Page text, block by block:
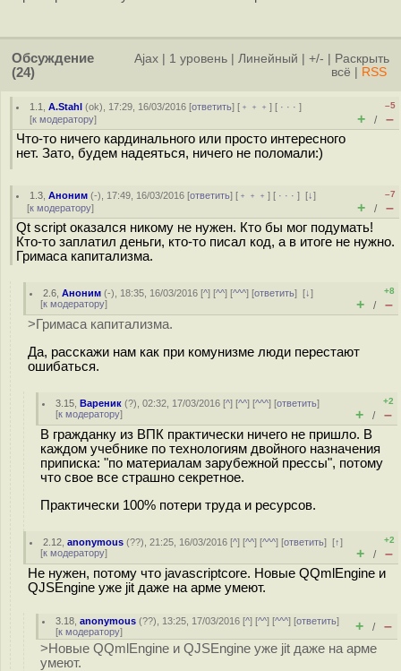
Обсуждение
(24)
Ajax 1 уровень Линейный +/-
Раскрыть
всё
RSS
1.1 ,A.Stahl (ok), 17:29, 16/03/2016 [ответить] [ ﹢﹢﹢] [ · · ·]
[к модератору]
–5
+ / –
Что-то ничего кардинального или просто интересного
нет. Зато, будем надеяться, ничего не поломали:)
1.3 ,Аноним (-), 17:49, 16/03/2016 [ответить] [ ﹢﹢﹢] [ · · ·][↓]
[к модератору]
–7
+ / –
Qt script оказался никому не нужен. Кто бы мог подумать!
Кто-то заплатил деньги, кто-то писал код, а в итоге не нужно.
Гримаса капитализма.
2.6 ,Аноним (-), 18:35, 16/03/2016 [^] [^^] [^^^] [ответить][↓]
[к модератору]
+8
+ / –
>Гримаса капитализма.
Да, расскажи нам как при комунизме люди перестают
ошибаться.
3.15 ,Вареник (?), 02:32, 17/03/2016 [^] [^^] [^^^] [ответить]
[к модератору]
+2
+ / –
В гражданку из ВПК практически ничего не пришло. В
каждом учебнике по технологиям двойного назначения
приписка: "по материалам зарубежной прессы", потому
что свое все страшно секретное.
Практически 100% потери труда и ресурсов.
2.12 ,anonymous (??), 21:25, 16/03/2016 [^] [^^] [^^^] [ответить][↑]
[к модератору]
+2
+ / –
Не нужен, потому что javascriptcore. Новые QQmlEngine и
QJSEngine уже jit даже на арме умеют.
3.18 ,anonymous (??), 13:25, 17/03/2016 [^] [^^] [^^^] [ответить]
[к модератору] + / –
>Новые QQmlEngine и QJSEngine уже jit даже на арме
умеют.